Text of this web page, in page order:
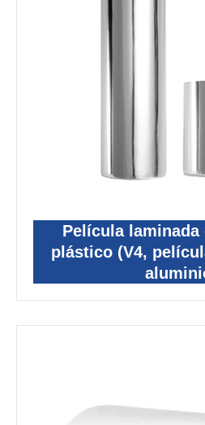
Película
plástico (V4,